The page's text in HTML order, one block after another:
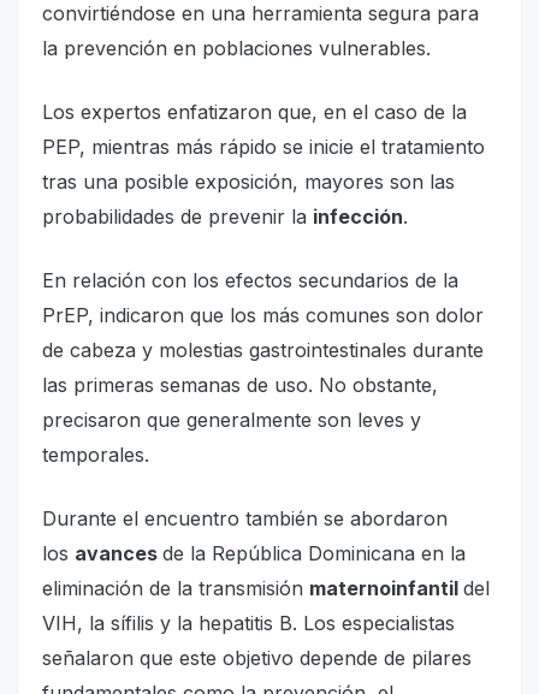
convirtiéndose en una herramienta segura para
la prevención en poblaciones vulnerables.
Los expertos enfatizaron que, en el caso de la
PEP, mientras más rápido se inicie el tratamiento
tras una posible exposición, mayores son las
probabilidades de prevenir la infección.
En relación con los efectos secundarios de la
PrEP, indicaron que los más comunes son dolor
de cabeza y molestias gastrointestinales durante
las primeras semanas de uso. No obstante,
precisaron que generalmente son leves y
temporales.
Durante el encuentro también se abordaron
los avances de la República Dominicana en la
eliminación de la transmisión maternoinfantil del
VIH, la sífilis y la hepatitis B. Los especialistas
señalaron que este objetivo depende de pilares